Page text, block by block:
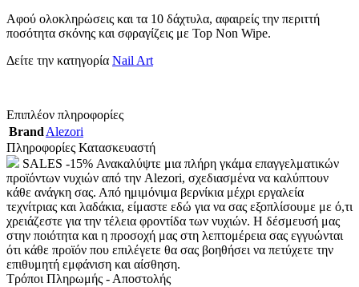
Αφού ολοκληρώσεις και τα 10 δάχτυλα, αφαιρείς την περιττή
ποσότητα σκόνης και σφραγίζεις με Top Non Wipe.
Δείτε την κατηγορία Nail Art
Επιπλέον πληροφορίες
BrandAlezori
Πληροφορίες Κατασκευαστή
SALES -15% Ανακαλύψτε μια πλήρη γκάμα επαγγελματικών
προϊόντων νυχιών από την Alezori, σχεδιασμένα να καλύπτουν
κάθε ανάγκη σας. Από ημιμόνιμα βερνίκια μέχρι εργαλεία
τεχνίτριας και λαδάκια, είμαστε εδώ για να σας εξοπλίσουμε με ό,τι
χρειάζεστε για την τέλεια φροντίδα των νυχιών. Η δέσμευσή μας
στην ποιότητα και η προσοχή μας στη λεπτομέρεια σας εγγυώνται
ότι κάθε προϊόν που επιλέγετε θα σας βοηθήσει να πετύχετε την
επιθυμητή εμφάνιση και αίσθηση.
Τρόποι Πληρωμής - Αποστολής